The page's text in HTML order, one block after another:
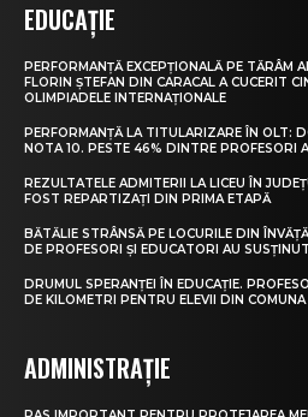
EDUCAȚIE
PERFORMANȚĂ EXCEPȚIONALĂ PE TĂRÂM
FLORIN ȘTEFAN DIN CARACAL A CUCERIT
OLIMPIADELE INTERNAȚIONALE
PERFORMANȚĂ LA TITULARIZARE ÎN OLT:
NOTA 10. PESTE 46% DINTRE PROFESORI
REZULTATELE ADMITERII LA LICEU ÎN
FOST REPARTIZAȚI DIN PRIMA ETAPĂ
BĂTĂLIE STRÂNSĂ PE LOCURILE DIN
DE PROFESORI ȘI EDUCATORI AU
DRUMUL SPERANȚEI ÎN EDUCAȚIE.
DE KILOMETRI PENTRU ELEVII DIN COMUNA
ADMINISTRAȚIE